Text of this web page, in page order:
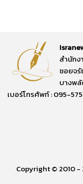
สำนักง
ซอยจ
บางพ
เบอร์โทรศัพท์ : 095-
Copyright © 2010